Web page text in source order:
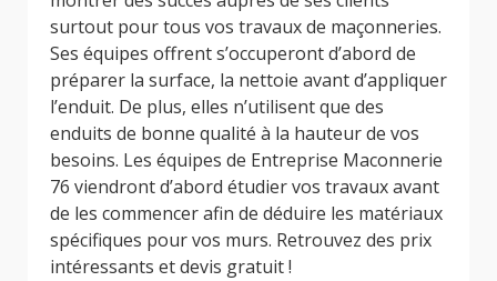
surtout pour tous vos travaux de maçonneries.
Ses équipes offrent s’occuperont d’abord de
préparer la surface, la nettoie avant d’appliquer
l’enduit. De plus, elles n’utilisent que des
enduits de bonne qualité à la hauteur de vos
besoins. Les équipes de Entreprise Maconnerie
76 viendront d’abord étudier vos travaux avant
de les commencer afin de déduire les matériaux
spécifiques pour vos murs. Retrouvez des prix
intéressants et devis gratuit !